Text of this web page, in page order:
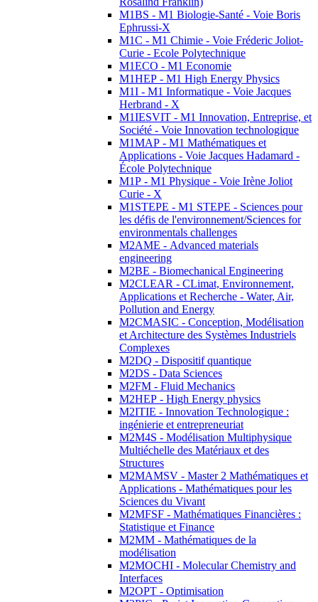
M1BS - M1 Biologie-Santé - Voie Boris
Ephrussi-X
M1C - M1 Chimie - Voie Fréderic Joliot-
Curie - Ecole Polytechnique
M1ECO - M1 Economie
M1HEP - M1 High Energy Physics
M1I - M1 Informatique - Voie Jacques
Herbrand - X
M1IESVIT - M1 Innovation, Entreprise, et
Société - Voie Innovation technologique
M1MAP - M1 Mathématiques et
Applications - Voie Jacques Hadamard -
École Polytechnique
M1P - M1 Physique - Voie Irène Joliot
Curie - X
M1STEPE - M1 STEPE - Sciences pour
les défis de l'environnement/Sciences for
environmentals challenges
M2AME - Advanced materials
engineering
M2BE - Biomechanical Engineering
M2CLEAR - CLimat, Environnement,
Applications et Recherche - Water, Air,
Pollution and Energy
M2CMASIC - Conception, Modélisation
et Architecture des Systèmes Industriels
Complexes
M2DQ - Dispositif quantique
M2DS - Data Sciences
M2FM - Fluid Mechanics
M2HEP - High Energy physics
M2ITIE - Innovation Technologique :
ingénierie et entrepreneuriat
M2M4S - Modélisation Multiphysique
Multiéchelle des Matériaux et des
Structures
M2MAMSV - Master 2 Mathématiques et
Applications - Mathématiques pour les
Sciences du Vivant
M2MFSF - Mathématiques Financières :
Statistique et Finance
M2MM - Mathématiques de la
modélisation
M2MOCHI - Molecular Chemistry and
Interfaces
M2OPT - Optimisation